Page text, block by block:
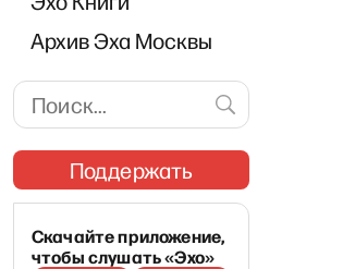
Архив Эха Москвы
Поддержать
Скачайте приложение,
чтобы слушать «Эхо»